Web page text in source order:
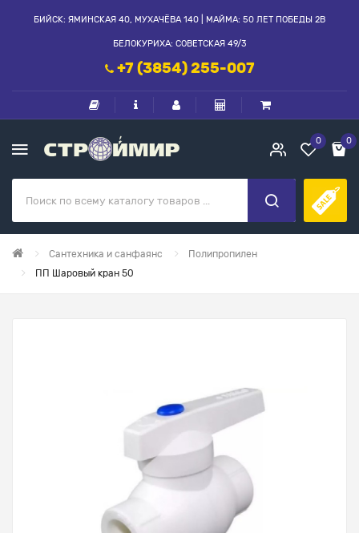
БИЙСК: ЯМИНСКАЯ 40, МУХАЧЁВА 140 | МАЙМА: 50 ЛЕТ ПОБЕДЫ 2В
БЕЛОКУРИХА: СОВЕТСКАЯ 49/3
+7 (3854) 255-007
0 0
Сантехника и санфаянс
Полипропилен
ПП Шаровый кран 50